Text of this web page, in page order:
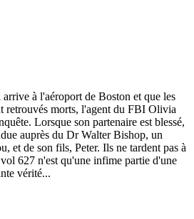
à l'aéroport de Boston et que les
retrouvés morts, l'agent du FBI Olivia
Lorsque son partenaire est blessé,
auprès du Dr Walter Bishop, un
et de son fils, Peter. Ils ne tardent pas à
627 n'est qu'une infime partie d'une
vérité...